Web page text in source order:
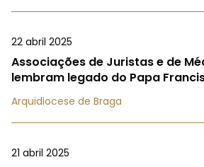
22 abril 2025
Associações de Juristas e de
lembram legado do Papa
Arquidiocese de Braga
21 abril 2025